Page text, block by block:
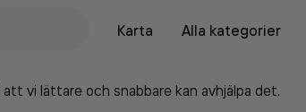
Karta
Alla kategorier
vi lättare och snabbare kan avhjälpa det.